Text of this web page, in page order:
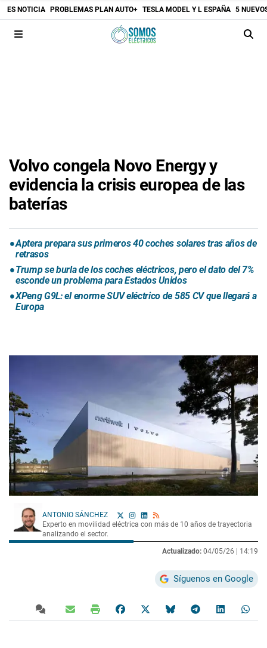
ES NOTICIA PROBLEMAS PLAN AUTO+ TESLA MODEL Y L ESPAÑA 5
Volvo congela Novo Energy y
evidencia la crisis europea de las
baterías
Aptera prepara sus primeros 40 coches solares tras años de
retrasos
Trump se burla de los coches eléctricos, pero el dato del 7%
esconde un problema para Estados Unidos
XPeng G9L: el enorme SUV eléctrico de 585 CV que llegará a
Europa
ANTONIO SÁNCHEZ
Experto en movilidad eléctrica con más de 10 años de trayectoria
analizando el sector.
Actualizado: 04/05/26 | 14:19
Síguenos en Google